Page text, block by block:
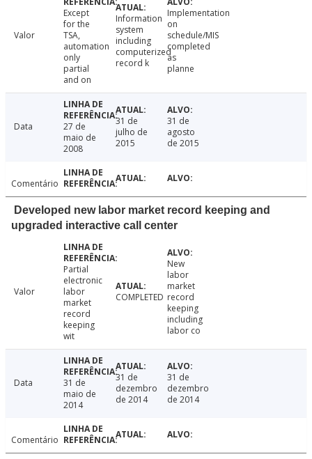
Valor
Except
for the
TSA,
automation
only
partial
and on
Information
system
including
computerized
record k
Implementation
on
schedule/MIS
completed
as
planne
Data
27 de
maio de
2008
31 de
julho de
2015
31 de
agosto
de 2015
Comentário
Developed new labor market record keeping and
upgraded interactive call center
Valor
Partial
electronic
labor
market
record
keeping
wit
COMPLETED
New
labor
market
record
keeping
including
labor co
Data
31 de
maio de
2014
31 de
dezembro
de 2014
31 de
dezembro
de 2014
Comentário